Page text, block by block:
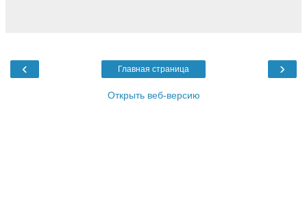
‹ ›
Главная страница
Открыть веб-версию